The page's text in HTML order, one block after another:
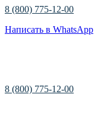
8 (800) 775-12-00
Написать в WhatsApp
8 (800) 775-12-00